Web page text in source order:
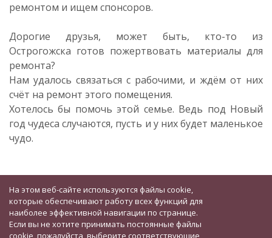
ремонтом и ищем спонсоров.
Дорогие друзья, может быть, кто-то из
Острогожска готов пожертвовать материалы для
ремонта?
Нам удалось связаться с рабочими, и ждём от них
счёт на ремонт этого помещения.
Хотелось бы помочь этой семье. Ведь под Новый
год чудеса случаются, пусть и у них будет маленькое
чудо.
На этом веб-сайте используются файлы cookie,
которые обеспечивают работу всех функций для
наиболее эффективной навигации по странице.
Если вы не хотите принимать постоянные файлы
cookie, пожалуйста, выберите соответствующие